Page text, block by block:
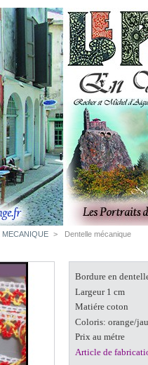
MECANIQUE > Dentelle mécanique
Bordure en
Largeur 1 cm
Matiére coton
Coloris: orange/
Prix au métre
Article de